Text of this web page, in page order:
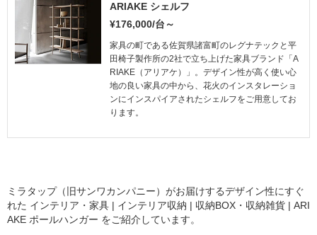
ARIAKE シェルフ
¥176,000/台～
家具の町である佐賀県諸富町のレグナテックと平
田椅子製作所の2社で立ち上げた家具ブランド「A
RIAKE（アリアケ）」。デザイン性が高く使い心
地の良い家具の中から、花火のインスタレーショ
ンにインスパイアされたシェルフをご用意してお
ります。
ミラタップ（旧サンワカンパニー）がお届けするデザイン性にすぐ
れた インテリア・家具 | インテリア収納 | 収納BOX・収納雑貨 | ARI
AKE ポールハンガー をご紹介しています。